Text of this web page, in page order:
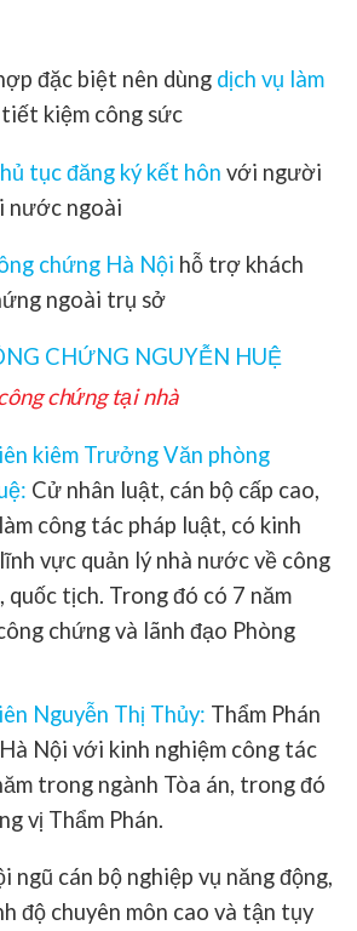
đặc biệt nên dùng dịch vụ làm
kiệm công sức
tục đăng ký kết hôn với người
nước ngoài
chứng Hà Nội hỗ trợ khách
ngoài trụ sở
CHỨNG NGUYỄN HUỆ
chứng tại nhà
kiêm Trưởng Văn phòng
Cử nhân luật, cán bộ cấp cao,
công tác pháp luật, có kinh
vực quản lý nhà nước về công
quốc tịch. Trong đó có 7 năm
chứng và lãnh đạo Phòng
Nguyễn Thị Thủy: Thẩm Phán
Nội với kinh nghiệm công tác
trong ngành Tòa án, trong đó
vị Thẩm Phán.
ngũ cán bộ nghiệp vụ năng động,
độ chuyên môn cao và tận tụy